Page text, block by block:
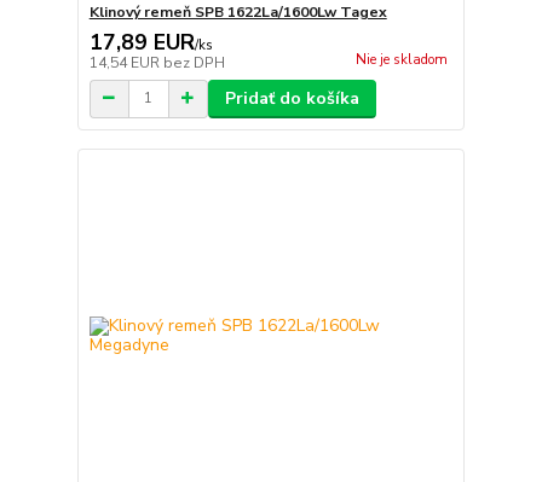
Klinový remeň SPB 1622La/1600Lw Tagex
17,89 EUR/ks
14,54 EUR bez DPH Nie je skladom
Pridať do košíka